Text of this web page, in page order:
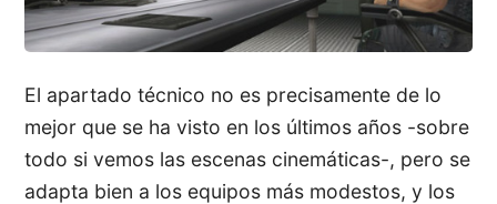
El apartado técnico no es precisamente de lo
mejor que se ha visto en los últimos años -sobre
todo si vemos las escenas cinemáticas-, pero se
adapta bien a los equipos más modestos, y los